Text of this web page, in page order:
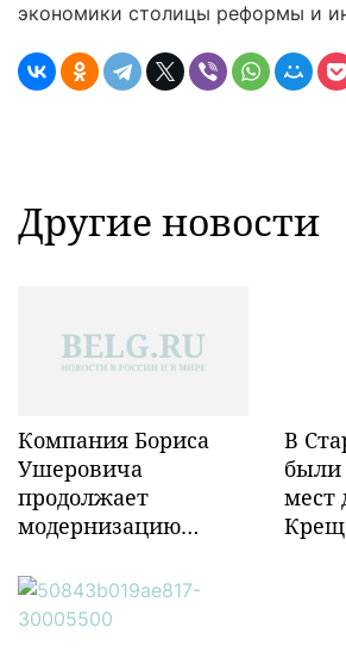
экономики столицы реформы и
Другие новости
Компания Бориса
Ушеровича
продолжает
модернизацию
инфраструктуры в
Забайкалье
В
были
мест